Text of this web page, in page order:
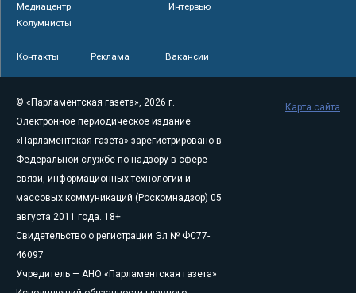
Медиацентр
Интервью
Колумнисты
Контакты Реклама Вакансии
© «Парламентская газета», 2026 г.
Электронное периодическое издание
«Парламентская газета» зарегистрировано в
Федеральной службе по надзору в сфере
связи, информационных технологий и
массовых коммуникаций (Роскомнадзор) 05
августа 2011 года. 18+
Свидетельство о регистрации Эл № ФС77-
46097
Учредитель — АНО «Парламентская газета»
Карта сайта